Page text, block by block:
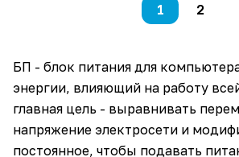
1 2
БП - блок питания для
энергии, влияющий на работу
главная цель - выравнивать
напряжение электросети и
постоянное, чтобы подавать